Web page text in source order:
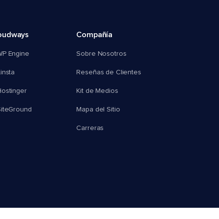
Engine
Compañía
Sobre Nosotros
Reseñas de Clientes
Kit de Medios
Mapa del Sitio
Carreras